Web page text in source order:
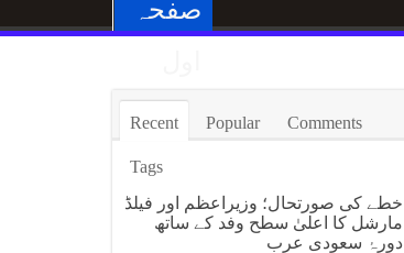
صفحہ
Recent Popular Comments
Tags
خطے کی صورتحال؛ وزیراعظم اور فیلڈ
مارشل کا اعلیٰ سطح وفد کے ساتھ
دورۂ سعودی عرب